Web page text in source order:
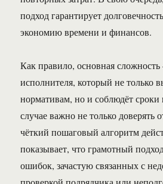
подход гарантирует
экономию времени и финансов.
Как правило, основная
исполнителя, который не только
нормативам, но и соблюдёт
случае важно не только доверять
чёткий пошаговый алгоритм
показывает, что грамотный
ошибок, зачастую связанных с